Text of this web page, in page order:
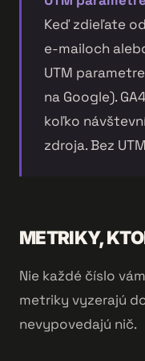
Keď zdieľate
e-mailoch
UTM
na Google).
koľko
zdroja. Bez
METRIKY,
Nie každé číslo
metriky vyzerajú
nevypovedajú nič.